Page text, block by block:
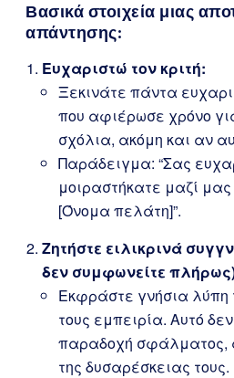
Βασικά στοιχεία μιας
απάντησης:
Ευχαριστώ τον κριτή:
Ξεκινάτε πάντα
που αφιέρωσε χρόνο
σχόλια, ακόμη και αν
Παράδειγμα: “Σας
μοιραστήκατε μαζί
[Όνομα πελάτη]”.
Ζητήστε ειλικρινά
δεν συμφωνείτε
Εκφράστε γνήσια λύπη
τους εμπειρία. Αυτό
παραδοχή σφάλματος,
της δυσαρέσκειας τους.